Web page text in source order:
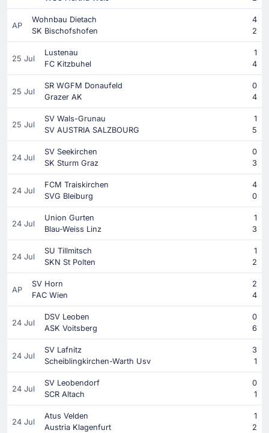
AP
Wohnbau Dietach
4
SK Bischofshofen
2
25 Jul
Lustenau
1
FC Kitzbuhel
4
25 Jul
SR WGFM Donaufeld
0
Grazer AK
4
25 Jul
SV Wals-Grunau
1
SV AUSTRIA SALZBOURG
5
24 Jul
SV Seekirchen
0
SK Sturm Graz
3
24 Jul
FCM Traiskirchen
4
SVG Bleiburg
0
24 Jul
Union Gurten
1
Blau-Weiss Linz
3
24 Jul
SU Tillmitsch
1
SKN St Polten
2
AP
SV Horn
2
FAC Wien
4
24 Jul
DSV Leoben
0
ASK Voitsberg
6
24 Jul
SV Lafnitz
3
Scheiblingkirchen-Warth Usv
1
24 Jul
SV Leobendorf
0
SCR Altach
1
24 Jul
Atus Velden
1
Austria Klagenfurt
2